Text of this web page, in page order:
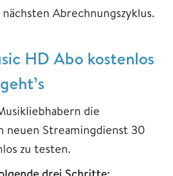
Abrechnungszyklus.
HD Abo kostenlos
die
neuen Streamingdienst 30
zu testen.